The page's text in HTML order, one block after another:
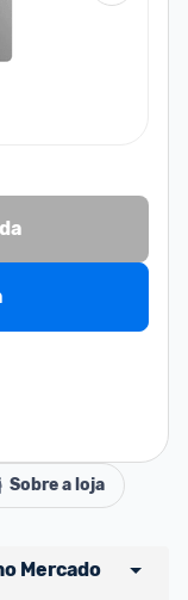
Sobre a loja
Mercado